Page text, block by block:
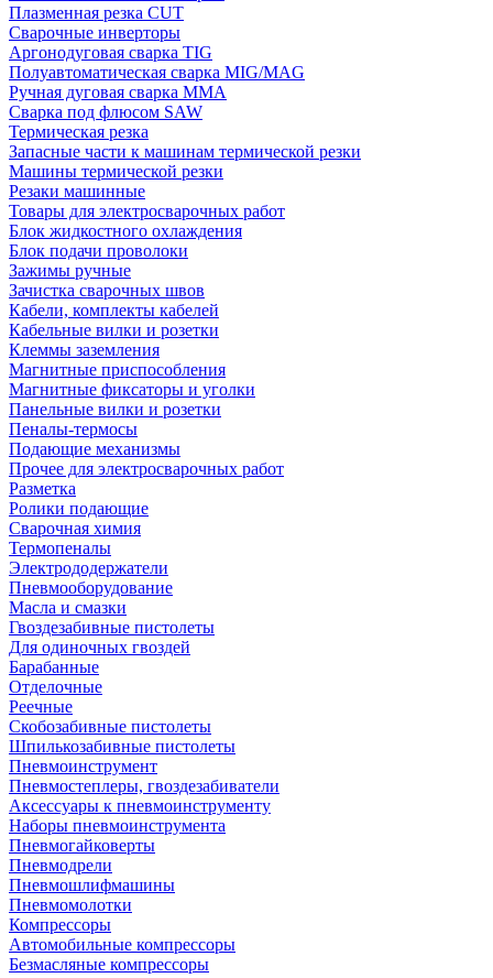
Плазменная резка CUT
Сварочные инверторы
Аргонодуговая сварка TIG
Полуавтоматическая сварка MIG/MAG
Ручная дуговая сварка MMA
Сварка под флюсом SAW
Термическая резка
Запасные части к машинам термической резки
Машины термической резки
Резаки машинные
Товары для электросварочных работ
Блок жидкостного охлаждения
Блок подачи проволоки
Зажимы ручные
Зачистка сварочных швов
Кабели, комплекты кабелей
Кабельные вилки и розетки
Клеммы заземления
Магнитные приспособления
Магнитные фиксаторы и уголки
Панельные вилки и розетки
Пеналы-термосы
Подающие механизмы
Прочее для электросварочных работ
Разметка
Ролики подающие
Сварочная химия
Термопеналы
Электрододержатели
Пневмооборудование
Масла и смазки
Гвоздезабивные пистолеты
Для одиночных гвоздей
Барабанные
Отделочные
Реечные
Скобозабивные пистолеты
Шпилькозабивные пистолеты
Пневмоинструмент
Пневмостеплеры, гвоздезабиватели
Аксессуары к пневмоинструменту
Наборы пневмоинструмента
Пневмогайковерты
Пневмодрели
Пневмошлифмашины
Пневмомолотки
Компрессоры
Автомобильные компрессоры
Безмасляные компрессоры